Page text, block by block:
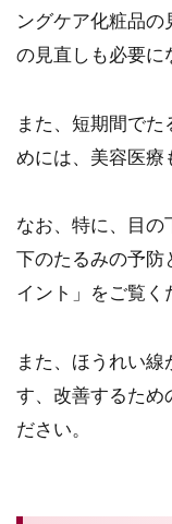
ングケア化粧品
の見直しも必要に
また、短期間で
めには、美容医療
なお、特に、目の
下のたるみの予
イント」をご覧く
また、ほうれい
す、改善するため
ださい。